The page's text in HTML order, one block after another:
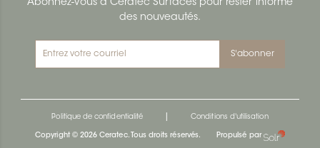
Abonnez-vous à Ceratec Surfaces pour rester informé
des nouveautés.
S'abonner
Politique de confidentialité Conditions d'utilisation
Copyright © 2026 Ceratec. Tous droits réservés. Propulsé par